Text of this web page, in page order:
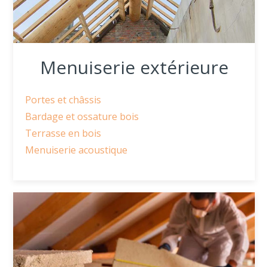
Menuiserie extérieure
Portes et châssis
Bardage et ossature bois
Terrasse en bois
Menuiserie acoustique